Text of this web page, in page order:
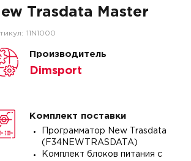
Trasdata Master
11N1000
Производитель
Dimsport
Комплект поставки
Программатор New Trasdata
(F34NEWTRASDATA)
Комплект блоков питания с